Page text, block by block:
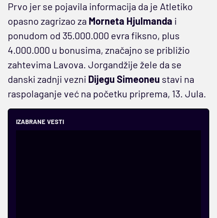
Prvo jer se pojavila informacija da je Atletiko
opasno zagrizao za Morneta Hjulmanda i
ponudom od 35.000.000 evra fiksno, plus
4.000.000 u bonusima, značajno se približio
zahtevima Lavova. Jorgandžije žele da se
danski zadnji vezni Dijegu Simeoneu stavi na
raspolaganje već na početku priprema, 13. Jula.
IZABRANE VESTI